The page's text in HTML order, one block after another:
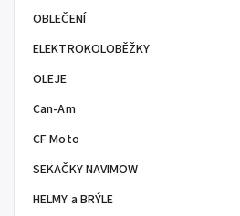
OBLEČENÍ
ELEKTROKOLOBĚŽKY
OLEJE
Can-Am
CF Moto
SEKAČKY NAVIMOW
HELMY a BRÝLE